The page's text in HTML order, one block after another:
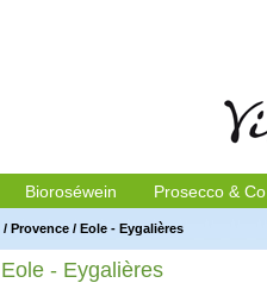
Bioroséwein Prosecco & Co
/ Provence / Eole - Eygalières
Eole - Eygalières